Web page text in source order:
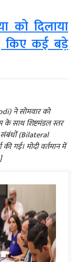
को दिलाया
किए कई बड़े
ने सोमवार को
के साथ शिष्टमंडल स्तर
संबंधों (Bilateral
गई। मोदी वर्तमान में